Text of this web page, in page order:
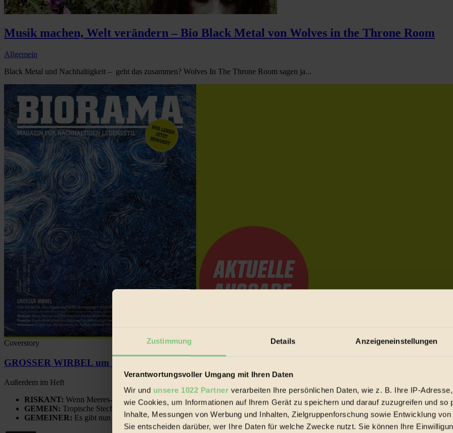
Zustimmung Details Anzeigeneinstellungen
Verantwortungsvoller Umgang mit Ihren Daten
Wir und unsere 1022 Partner verarbeiten Ihre persönlichen Daten, wie z. B. Ihre IP-
wie Cookies, um Informationen auf Ihrem Gerät zu speichern und darauf zuzugreifen und so
Inhalte, Messungen von Werbung und Inhalten, Zielgruppenforschung sowie Entwicklung
Sie entscheiden darüber, wer Ihre Daten für welche Zwecke nutzt. Sie können Ihre
Musik machen, Welt verändern – Bio Black Metal von Wolves in the Throne Room
Allgemein
Black Metal und Nachhaltigkeit – geht das zusammen? Wolves In The Throne Room sagen ja...
Coverstory
GROSSER WIRBEL um Versuche, den Ozean und seine Bewegungen festzuhalten.
Außerdem im Heft
RISKANT: Wenn Meeres- und Wildvögel im Freilandhühnerbetrieb vorbeischauen.
GEMEIN: Tropische Stechmücken fühlen sich in Mitteleuropa inziwschen oft zu Hause.
GEMEINER: Es gibt nun Weinflaschen, die nach Entleerung voll wieder zu dir zurückkommen.